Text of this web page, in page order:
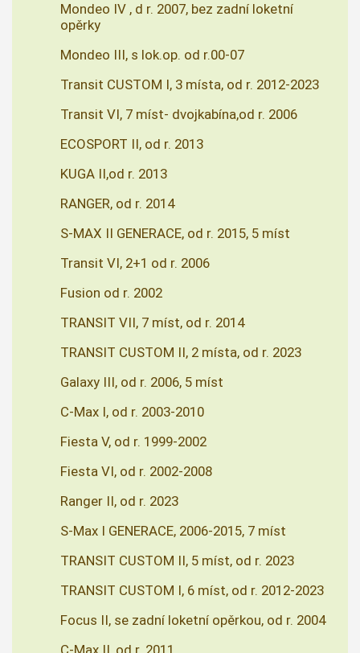
Mondeo IV , d r. 2007, bez zadní loketní
opěrky
Mondeo III, s lok.op. od r.00-07
Transit CUSTOM I, 3 místa, od r. 2012-2023
Transit VI, 7 míst- dvojkabína,od r. 2006
ECOSPORT II, od r. 2013
KUGA II,od r. 2013
RANGER, od r. 2014
S-MAX II GENERACE, od r. 2015, 5 míst
Transit VI, 2+1 od r. 2006
Fusion od r. 2002
TRANSIT VII, 7 míst, od r. 2014
TRANSIT CUSTOM II, 2 místa, od r. 2023
Galaxy III, od r. 2006, 5 míst
C-Max I, od r. 2003-2010
Fiesta V, od r. 1999-2002
Fiesta VI, od r. 2002-2008
Ranger II, od r. 2023
S-Max I GENERACE, 2006-2015, 7 míst
TRANSIT CUSTOM II, 5 míst, od r. 2023
TRANSIT CUSTOM I, 6 míst, od r. 2012-2023
Focus II, se zadní loketní opěrkou, od r. 2004